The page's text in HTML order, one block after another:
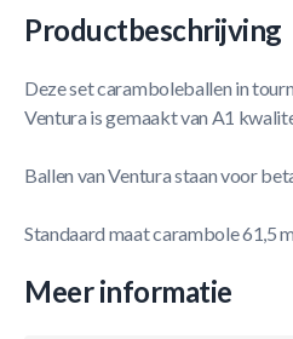
Productbeschrijving
Deze set caramboleballen in
Ventura is gemaakt van A1
Ballen van Ventura staan voor
Standaard maat carambole 61,5
Meer informatie